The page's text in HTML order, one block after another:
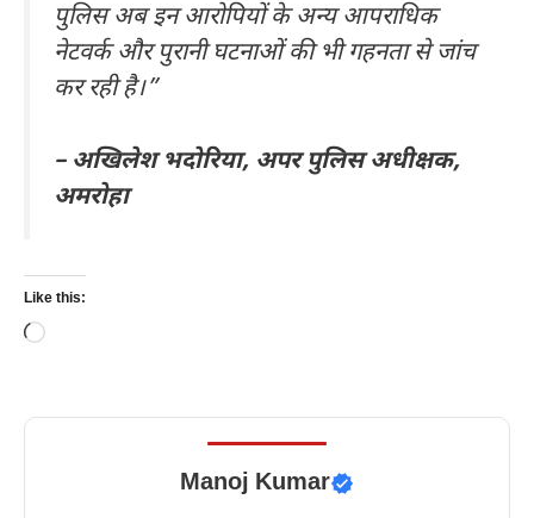
पुलिस अब इन आरोपियों के अन्य आपराधिक
नेटवर्क और पुरानी घटनाओं की भी गहनता से जांच
कर रही है।”
– अखिलेश भदोरिया, अपर पुलिस अधीक्षक,
अमरोहा
Like this:
Loading…
Manoj Kumar